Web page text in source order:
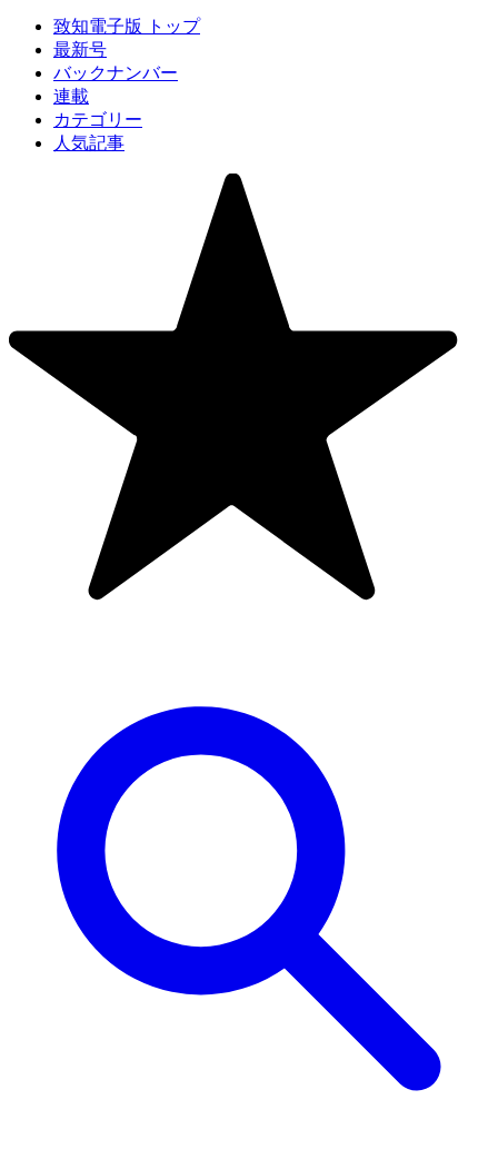
致知電子版 トップ
最新号
バックナンバー
連載
カテゴリー
人気記事